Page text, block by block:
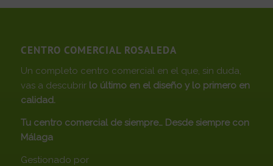
CENTRO COMERCIAL ROSALEDA
Un completo centro comercial en el que, sin duda,
vas a descubrir lo último en el diseño y lo primero en
calidad.
Tu centro comercial de siempre… Desde siempre con
Málaga
Gestionado por